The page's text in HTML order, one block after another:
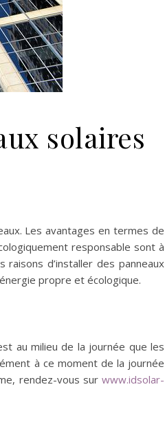
solaires
Les avantages en termes de
responsable sont à
raisons d’installer des panneaux
propre et écologique.
au milieu de la journée que les
à ce moment de la journée
rendez-vous sur www.idsolar-